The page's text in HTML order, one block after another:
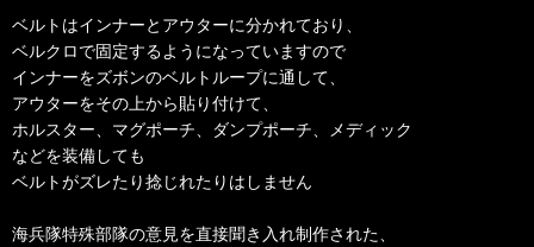
ベルトはインナーとアウターに分かれており、
ベルクロで固定するようになっていますので
インナーをズボンのベルトループに通して、
アウターをその上から貼り付けて、
ホルスター、マグポーチ、ダンプポーチ、メディック
などを装備しても
ベルトがズレたり捻じれたりはしません
海兵隊特殊部隊の意見を直接聞き入れ制作された、